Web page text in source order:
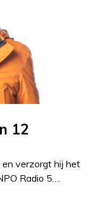
12
en verzorgt hij het
Radio 5….